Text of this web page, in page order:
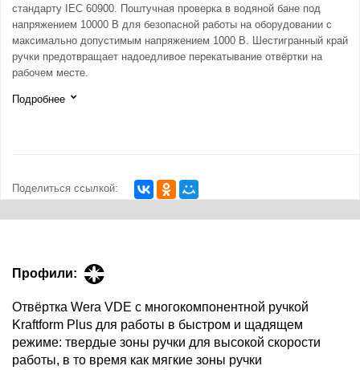
стандарту IEC 60900. Поштучная проверка в водяной бане под
напряжением 10000 В для безопасной работы на оборудовании с
максимально допустимым напряжением 1000 В. Шестигранный край
ручки предотвращает надоедливое перекатывание отвёртки на
рабочем месте.
Подробнее
Поделиться ссылкой:
Профили:
Отвёртка Wera VDE с многокомпонентной ручкой
Kraftform Plus для работы в быстром и щадящем
режиме: твердые зоны ручки для высокой скорости
работы, в то время как мягкие зоны ручки